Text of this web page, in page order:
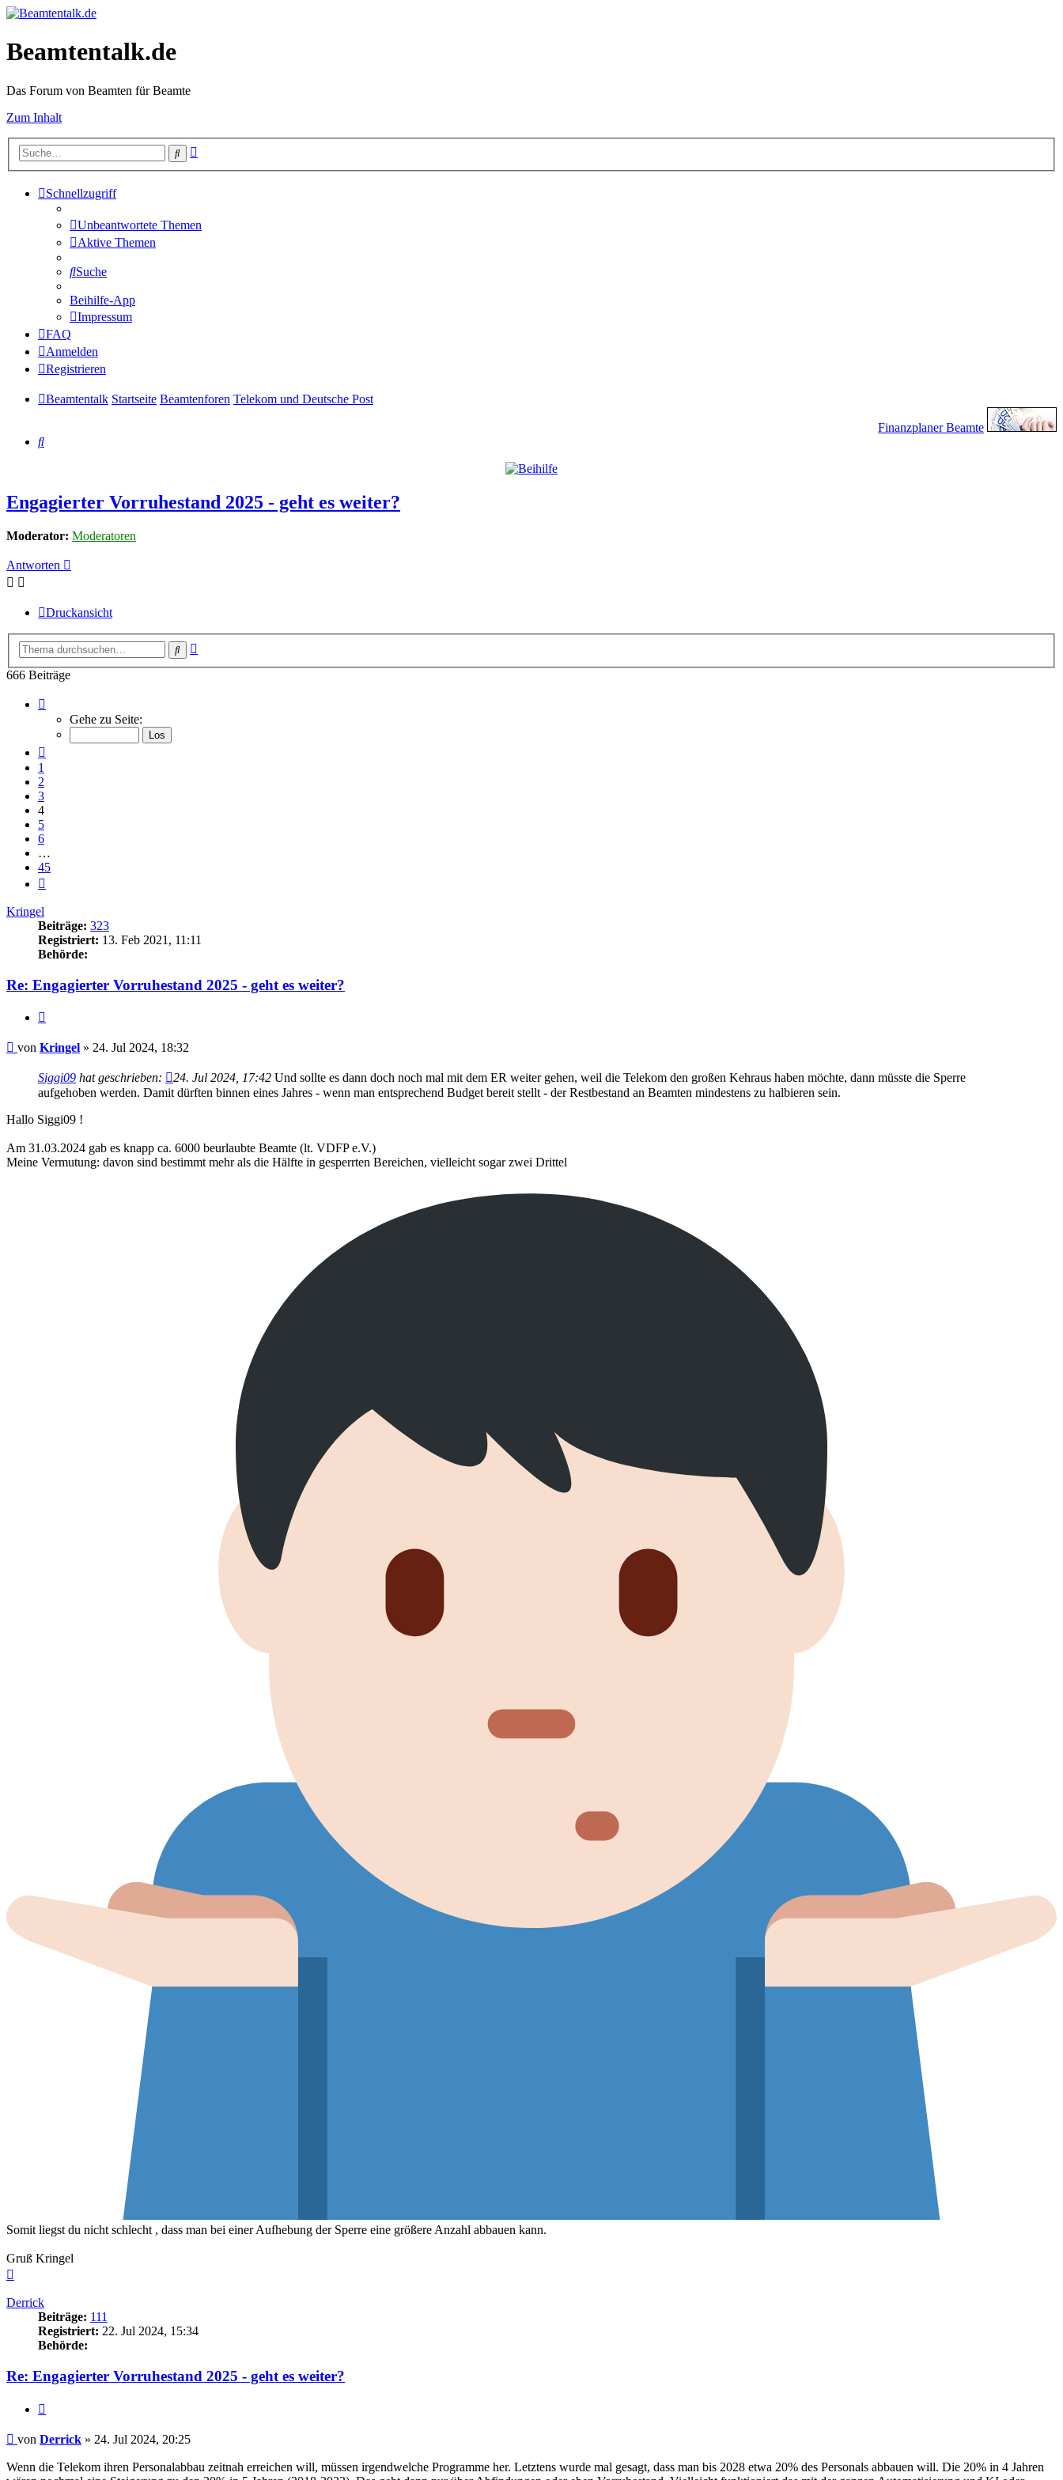
Beamtentalk.de
Das Forum von Beamten für Beamte
Zum Inhalt
Suche
Schnellzugriff
Unbeantwortete Themen
Aktive Themen
Suche
Beihilfe-App
Impressum
FAQ
Anmelden
Registrieren
Beamtentalk Startseite Beamtenforen Telekom und Deutsche Post
Finanzplaner Beamte
Suche
Engagierter Vorruhestand 2025 - geht es weiter?
Moderator: Moderatoren
Antworten
Druckansicht
Suche
666 Beiträge
von
Gehe zu Seite:
1
2
3
4
5
6
…
45
Kringel
Beiträge: 323
Registriert: 13. Feb 2021, 11:11
Behörde:
Re: Engagierter Vorruhestand 2025 - geht es weiter?
Beitrag
von Kringel » 24. Jul 2024, 18:32
Siggi09 hat geschrieben: 24. Jul 2024, 17:42 Und sollte es dann doch noch mal mit dem ER weiter gehen, weil die Telekom den großen Kehraus haben möchte, dann müsste die Sperre
aufgehoben werden. Damit dürften binnen eines Jahres - wenn man entsprechend Budget bereit stellt - der Restbestand an Beamten mindestens zu halbieren sein.
Hallo Siggi09 !
Am 31.03.2024 gab es knapp ca. 6000 beurlaubte Beamte (lt. VDFP e.V.)
Meine Vermutung: davon sind bestimmt mehr als die Hälfte in gesperrten Bereichen, vielleicht sogar zwei Drittel
Somit liegst du nicht schlecht , dass man bei einer Aufhebung der Sperre eine größere Anzahl abbauen kann.
Gruß Kringel
Derrick
Beiträge: 111
Registriert: 22. Jul 2024, 15:34
Behörde:
Re: Engagierter Vorruhestand 2025 - geht es weiter?
Beitrag
von Derrick » 24. Jul 2024, 20:25
Wenn die Telekom ihren Personalabbau zeitnah erreichen will, müssen irgendwelche Programme her. Letztens wurde mal gesagt, dass man bis 2028 etwa 20% des Personals abbauen will. Die 20% in 4 Jahren